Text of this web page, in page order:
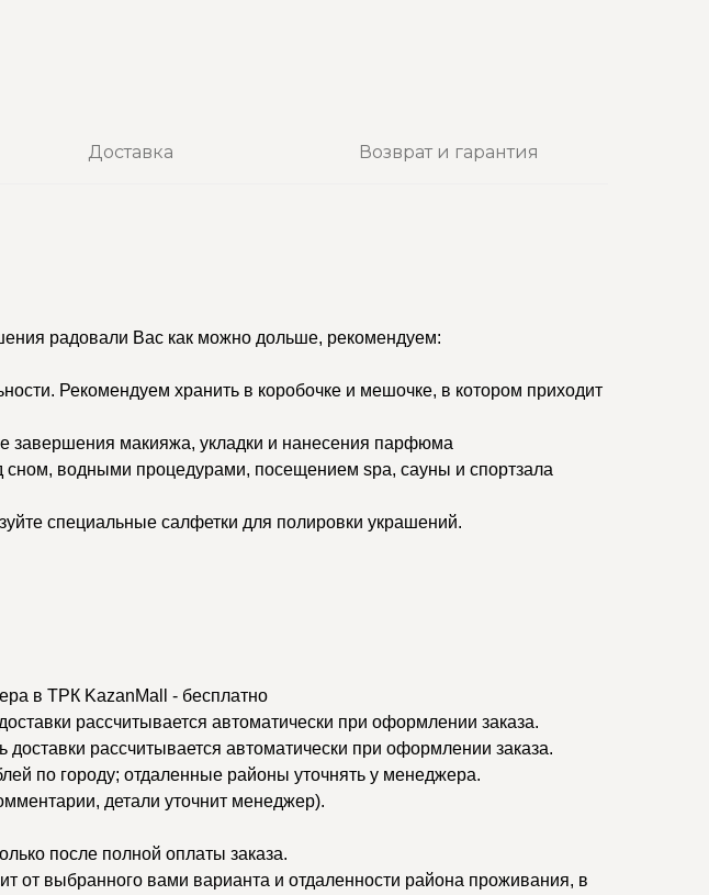
Доставка Возврат и гарантия
радовали Вас как можно дольше, рекомендуем:
Рекомендуем хранить в коробочке и мешочке, в котором приходит
завершения макияжа, укладки и нанесения парфюма
сном, водными процедурами, посещением spa, сауны и спортзала
специальные салфетки для полировки украшений.
в ТРК KazanMall - бесплатно
рассчитывается автоматически при оформлении заказа.
доставки рассчитывается автоматически при оформлении заказа.
по городу; отдаленные районы уточнять у менеджера.
детали уточнит менеджер).
после полной оплаты заказа.
от выбранного вами варианта и отдаленности района проживания, в